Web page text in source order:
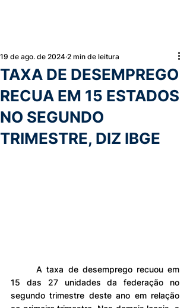
TAXA DE DESEMPREGO
RECUA EM 15 ESTADOS
NO SEGUNDO
TRIMESTRE, DIZ IBGE
19 de ago. de 2024 2 min de leitura
	A taxa de desemprego recuou em
15 das 27 unidades da federação no
segundo trimestre deste ano em relação